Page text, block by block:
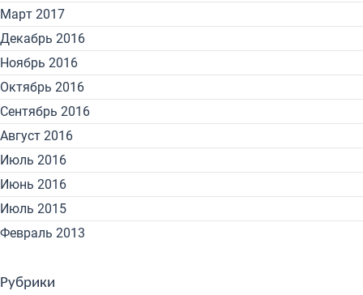
Март 2017
Декабрь 2016
Ноябрь 2016
Октябрь 2016
Сентябрь 2016
Август 2016
Июль 2016
Июнь 2016
Июль 2015
Февраль 2013
Рубрики